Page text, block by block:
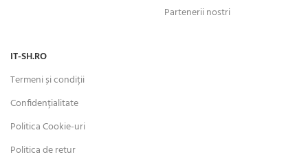
Partenerii nostri
IT-SH.RO
Termeni și condiții
Confidențialitate
Politica Cookie-uri
Politica de retur